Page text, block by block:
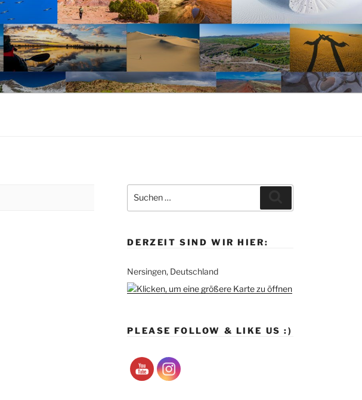
nach:
DERZEIT SIND WIR HIER:
Nersingen, Deutschland
PLEASE FOLLOW & LIKE US :)